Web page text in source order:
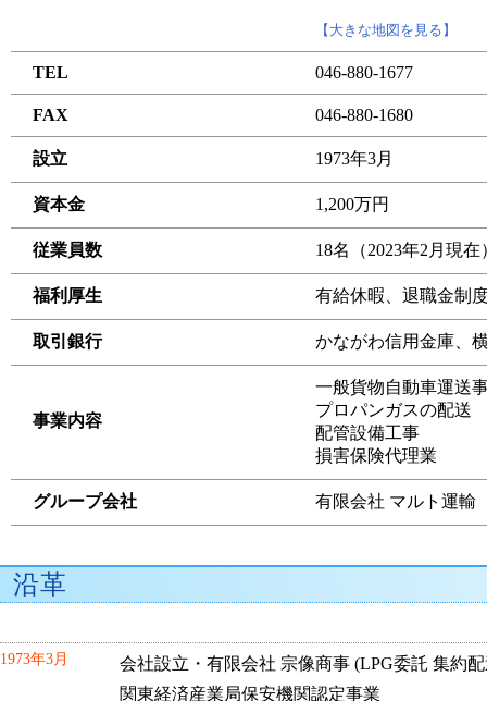
【大きな地図を見る】
TEL 046-880-1677
FAX 046-880-1680
設立 1973年3月
資本金 1,200万円
従業員数 18名（2023年2月現在
福利厚生 有給休暇、退職金制
取引銀行 かながわ信用金庫、
事業内容
一般貨物自動車運送
プロパンガスの配送
配管設備工事
損害保険代理業
グループ会社 有限会社 マルト運輸
沿革
1973年3月
会社設立・有限会社 宗像商事 (LPG委託 集約
関東経済産業局保安機関認定事業